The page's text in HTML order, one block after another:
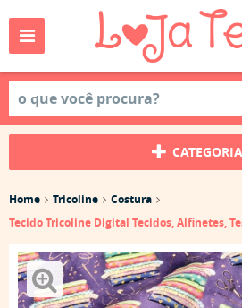
Home Tricoline
Costura
Tecido Tricoline Digital Tecidos, Alfinetes,